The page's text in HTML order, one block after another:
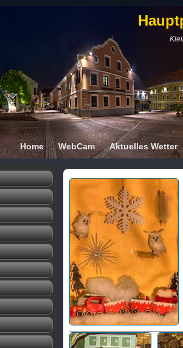
Home WebCam Aktuelles Wetter